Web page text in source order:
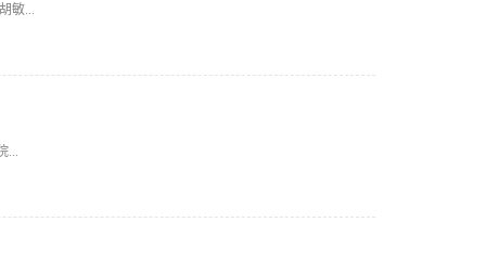
敏...
...